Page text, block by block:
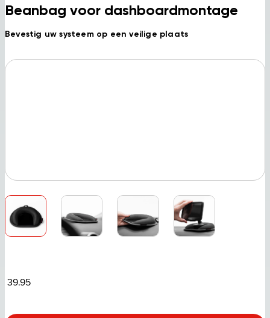
Beanbag voor dashboardmontage
Bevestig uw systeem op een veilige plaats
39.95